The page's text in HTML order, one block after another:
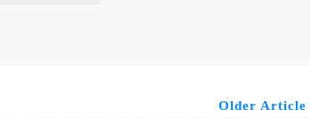
Older Article